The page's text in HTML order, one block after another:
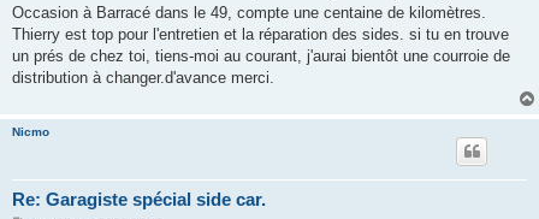
Occasion à Barracé dans le 49, compte une centaine de kilomètres.
Thierry est top pour l'entretien et la réparation des sides. si tu en trouve
un prés de chez toi, tiens-moi au courant, j'aurai bientôt une courroie de
distribution à changer.d'avance merci.
Nicmo
Re: Garagiste spécial side car.